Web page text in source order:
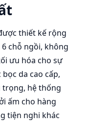
thiết kế rộng
chỗ ngồi, không
ưu hóa cho sự
da cao cấp,
trọng, hệ thống
ấm cho hàng
tiện nghi khác